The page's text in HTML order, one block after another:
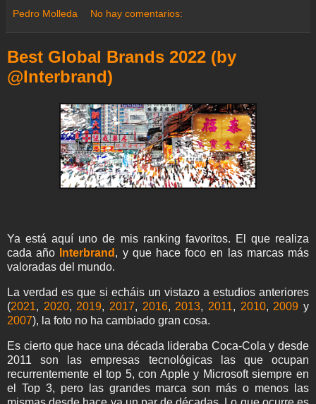
m
e
b
o
o
r
s
A
p
r
a
r
e
t
I
Pedro Molleda No hay comentarios:
Best Global Brands 2022 (by
@Interbrand)
Ya está aquí uno de mis ranking favoritos. El que realiza
cada año
Interbrand , y que hace foco en las marcas más
valoradas del mundo.
La verdad es que si echáis un vistazo a estudios anteriores
(2021, 2020, 2019, 2017, 2016, 2013, 2011, 2010, 2009 y
2007), la foto no ha cambiado gran cosa.
Es cierto que hace una década lideraba Coca-Cola y desde
2011 son las empresas tecnológicas las que ocupan
recurrentemente el top 5, con Apple y Microsoft siempre en
el Top 3, pero las grandes marca son más o menos las